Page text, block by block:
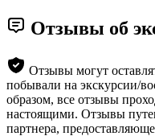
Отзывы об
Отзывы могут
побывали на экскурсии/
образом, все отзывы
настоящими. Отзывы
партнера,